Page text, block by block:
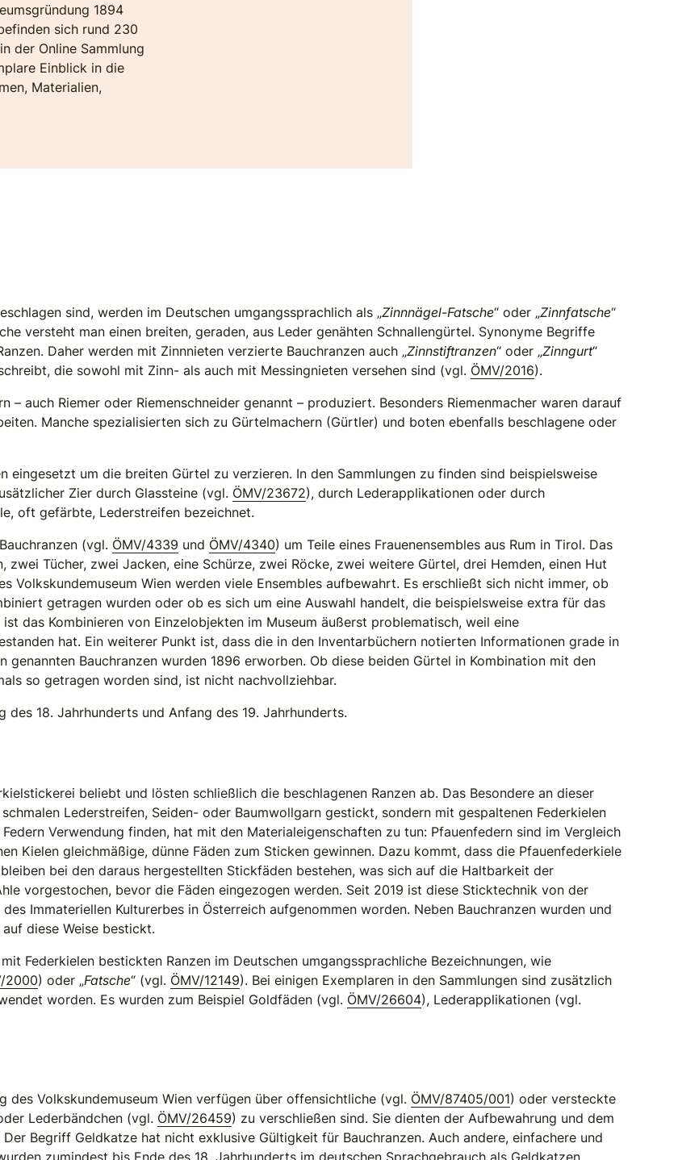
1894
sich rund 230
der Online Sammlung
Einblick in die
Materialien,
sind, werden im Deutschen umgangssprachlich als „Zinnnägel-Fatsche“ oder „Zinnfatsche“
versteht man einen breiten, geraden, aus Leder genähten Schnallengürtel. Synonyme Begriffe
Daher werden mit Zinnnieten verzierte Bauchranzen auch „Zinnstiftranzen“ oder „Zinngurt“
die sowohl mit Zinn- als auch mit Messingnieten versehen sind (vgl. ÖMV/2016).
auch Riemer oder Riemenschneider genannt – produziert. Besonders Riemenmacher waren darauf
Manche spezialisierten sich zu Gürtelmachern (Gürtler) und boten ebenfalls beschlagene oder
eingesetzt um die breiten Gürtel zu verzieren. In den Sammlungen zu finden sind beispielsweise
Zier durch Glassteine (vgl. ÖMV/23672), durch Lederapplikationen oder durch
oft gefärbte, Lederstreifen bezeichnet.
(vgl. ÖMV/4339 und ÖMV/4340) um Teile eines Frauenensembles aus Rum in Tirol. Das
zwei Tücher, zwei Jacken, eine Schürze, zwei Röcke, zwei weitere Gürtel, drei Hemden, einen Hut
Volkskundemuseum Wien werden viele Ensembles aufbewahrt. Es erschließt sich nicht immer, ob
getragen wurden oder ob es sich um eine Auswahl handelt, die beispielsweise extra für das
das Kombinieren von Einzelobjekten im Museum äußerst problematisch, weil eine
hat. Ein weiterer Punkt ist, dass die in den Inventarbüchern notierten Informationen grade in
Bauchranzen wurden 1896 erworben. Ob diese beiden Gürtel in Kombination mit den
so getragen worden sind, ist nicht nachvollziehbar.
18. Jahrhunderts und Anfang des 19. Jahrhunderts.
beliebt und lösten schließlich die beschlagenen Ranzen ab. Das Besondere an dieser
Lederstreifen, Seiden- oder Baumwollgarn gestickt, sondern mit gespaltenen Federkielen
Verwendung finden, hat mit den Materialeigenschaften zu tun: Pfauenfedern sind im Vergleich
Kielen gleichmäßige, dünne Fäden zum Sticken gewinnen. Dazu kommt, dass die Pfauenfederkiele
bei den daraus hergestellten Stickfäden bestehen, was sich auf die Haltbarkeit der
vorgestochen, bevor die Fäden eingezogen werden. Seit 2019 ist diese Sticktechnik von der
Immateriellen Kulturerbes in Österreich aufgenommen worden. Neben Bauchranzen wurden und
diese Weise bestickt.
Federkielen bestickten Ranzen im Deutschen umgangssprachliche Bezeichnungen, wie
2000) oder „Fatsche“ (vgl. ÖMV/12149). Bei einigen Exemplaren in den Sammlungen sind zusätzlich
worden. Es wurden zum Beispiel Goldfäden (vgl. ÖMV/26604), Lederapplikationen (vgl.
des Volkskundemuseum Wien verfügen über offensichtliche (vgl. ÖMV/87405/001) oder versteckte
Lederbändchen (vgl. ÖMV/26459) zu verschließen sind. Sie dienten der Aufbewahrung und dem
Begriff Geldkatze hat nicht exklusive Gültigkeit für Bauchranzen. Auch andere, einfachere und